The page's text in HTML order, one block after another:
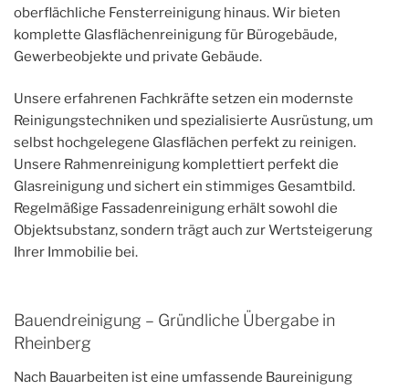
oberflächliche Fensterreinigung hinaus. Wir bieten
komplette Glasflächenreinigung für Bürogebäude,
Gewerbeobjekte und private Gebäude.
Unsere erfahrenen Fachkräfte setzen ein modernste
Reinigungstechniken und spezialisierte Ausrüstung, um
selbst hochgelegene Glasflächen perfekt zu reinigen.
Unsere Rahmenreinigung komplettiert perfekt die
Glasreinigung und sichert ein stimmiges Gesamtbild.
Regelmäßige Fassadenreinigung erhält sowohl die
Objektsubstanz, sondern trägt auch zur Wertsteigerung
Ihrer Immobilie bei.
Bauendreinigung – Gründliche Übergabe in
Rheinberg
Nach Bauarbeiten ist eine umfassende Baureinigung